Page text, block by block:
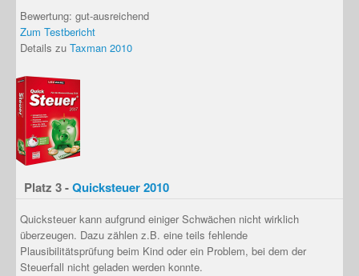
Bewertung: gut-ausreichend
Zum Testbericht
Details zu Taxman 2010
Platz 3 -Quicksteuer 2010
Quicksteuer kann aufgrund einiger Schwächen nicht wirklich
überzeugen. Dazu zählen z.B. eine teils fehlende
Plausibilitätsprüfung beim Kind oder ein Problem, bei dem der
Steuerfall nicht geladen werden konnte.